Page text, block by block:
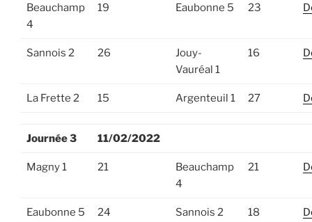
Beauchamp
4
19 Eaubonne 5 23
Sannois 2 26
Jouy-
Vauréal 1
16
La Frette 2 15 Argenteuil 1 27
Journée 3 11/02/2022
Magny 1 21
Beauchamp
4
21
Eaubonne 5 24 Sannois 2 18